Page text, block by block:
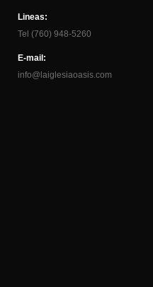
Lineas:
Tel (760) 948-5260
E-mail:
info@laiglesiaoasis.com